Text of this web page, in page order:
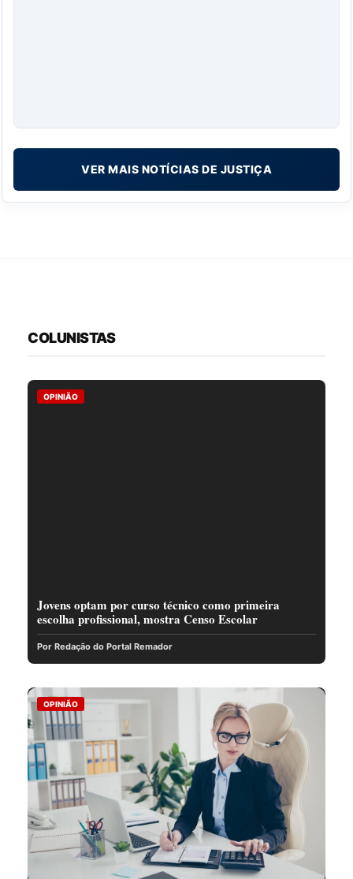
VER MAIS NOTÍCIAS DE JUSTIÇA
COLUNISTAS
OPINIÃO
Jovens optam por curso técnico como primeira
escolha profissional, mostra Censo Escolar
Por Redação do Portal Remador
OPINIÃO